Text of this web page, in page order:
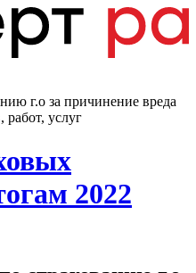
г.о за причинение вреда
работ, услуг
2022